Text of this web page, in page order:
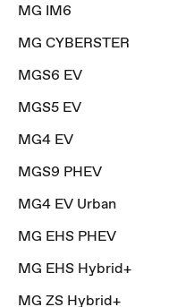
MG IM6
MG CYBERSTER
MGS6 EV
MGS5 EV
MG4 EV
MGS9 PHEV
MG4 EV Urban
MG EHS PHEV
MG EHS Hybrid+
MG ZS Hybrid+